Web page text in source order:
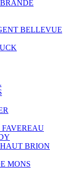
BELLEVUE
BRION
MONS